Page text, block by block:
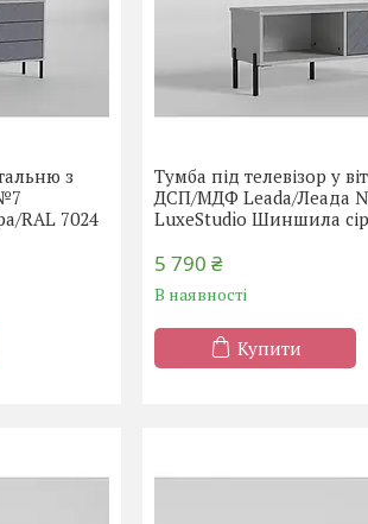
з
RAL 7024
Тумба під телевізор у
ДСП/МДФ Leada/Леада
LuxeStudio Шиншила
5 790 ₴
В наявності
Купити